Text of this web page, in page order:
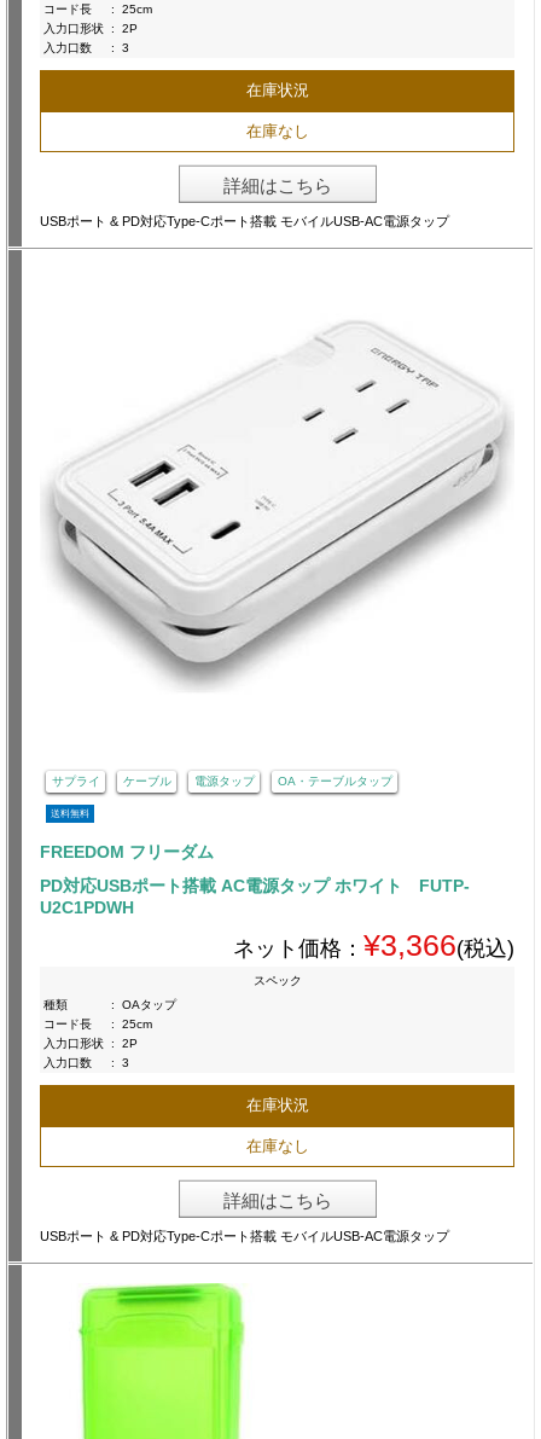
コード長
:
25cm
入力口形状 :
2P
入力口数
: 3
在庫状況
在庫なし
詳細はこちら
USBポート & PD対応Type-Cポート搭載 モバイルUSB-AC電源タップ
サプライ ケーブル 電源タップ OA・テーブルタップ
送料無料
FREEDOM フリーダム
PD対応USBポート搭載 AC電源タップ ホワイト FUTP-
U2C1PDWH
ネット価格： ¥3,366(税込)
スペック
種類
:
OAタップ
コード長
:
25cm
入力口形状 :
2P
入力口数
: 3
在庫状況
在庫なし
詳細はこちら
USBポート & PD対応Type-Cポート搭載 モバイルUSB-AC電源タップ